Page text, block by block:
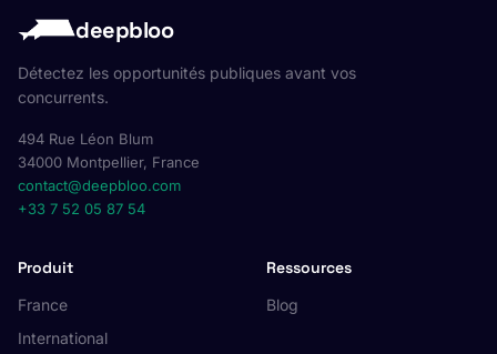
deepbloo
Détectez les opportunités publiques avant vos
concurrents.
494 Rue Léon Blum
34000 Montpellier, France
contact@deepbloo.com
+33 7 52 05 87 54
Produit
France
International
Ressources
Blog